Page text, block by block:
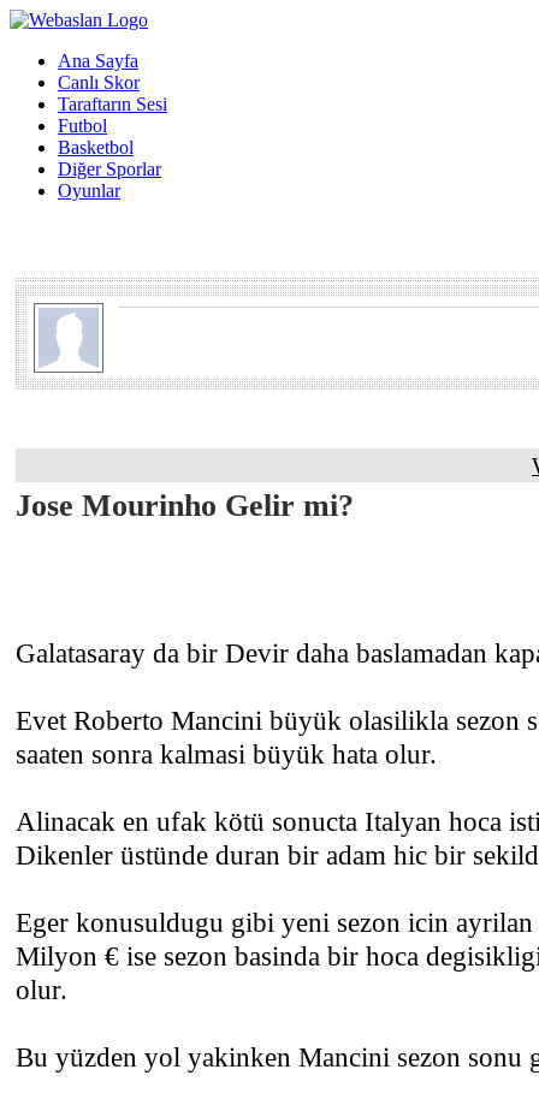
Ana Sayfa
Canlı Skor
Taraftarın Sesi
Futbol
Basketbol
Diğer Sporlar
Oyunlar
Jose Mourinho Gelir mi?
Galatasaray da bir Devir daha baslamadan
Evet Roberto Mancini büyük olasilikla sezon
saaten sonra kalmasi büyük hata olur.
Alinacak en ufak kötü sonucta Italyan hoca
Dikenler üstünde duran bir adam hic bir
Eger konusuldugu gibi yeni sezon icin
Milyon € ise sezon basinda bir hoca
olur.
Bu yüzden yol yakinken Mancini sezon sonu